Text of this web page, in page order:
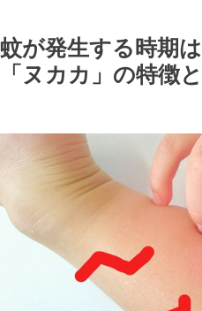
蚊が発生する時期
「ヌカカ」の特徴